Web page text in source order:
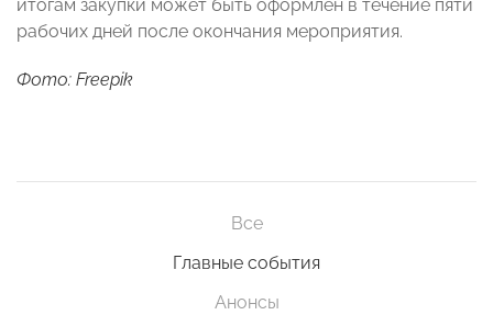
итогам закупки может быть оформлен в течение пяти
рабочих дней после окончания мероприятия.
Фото: Freepik
Все
Главные события
Анонсы